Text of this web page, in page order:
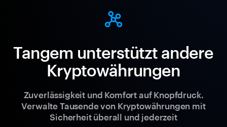
Tangem unterstützt andere
Kryptowährungen
Zuverlässigkeit und Komfort auf Knopfdruck.
Verwalte Tausende von Kryptowährungen mit
Sicherheit überall und jederzeit